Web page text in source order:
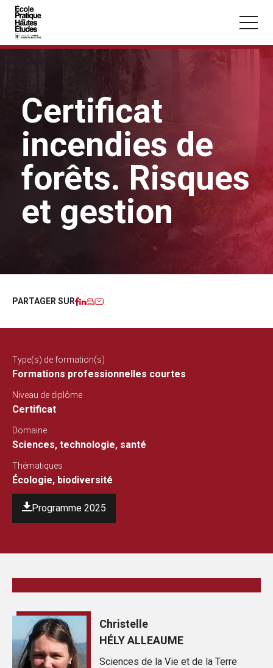
Aller au contenu principal
Vous recherchez peut-être :
Conférence Master
Certificat
incendies de
forêts. Risques
et gestion
PARTAGER SUR Facebook
LinkedIn
Imprimer
Type(s) de formation(s)
Formations professionnelles courtes
Niveau de diplôme
Certificat
Domaine
Sciences, technologie, santé
Thématiques
Écologie, biodiversité
Programme 2025
Christelle
HÉLY ALLEAUME
Sciences de la Vie et de la Terre
Panneau de gestion des cookies